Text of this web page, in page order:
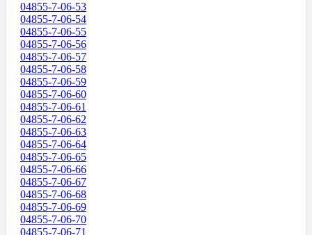
04855-7-06-53
04855-7-06-54
04855-7-06-55
04855-7-06-56
04855-7-06-57
04855-7-06-58
04855-7-06-59
04855-7-06-60
04855-7-06-61
04855-7-06-62
04855-7-06-63
04855-7-06-64
04855-7-06-65
04855-7-06-66
04855-7-06-67
04855-7-06-68
04855-7-06-69
04855-7-06-70
04855-7-06-71